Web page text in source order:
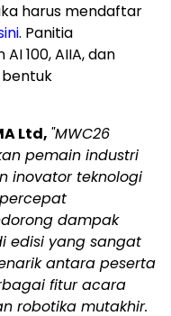
harus mendaftar
. Panitia
100, AIIA, dan
Ltd, "MWC26
pemain industri
inovator teknologi
dampak
edisi yang sangat
antara peserta
fitur acara
robotika mutakhir.